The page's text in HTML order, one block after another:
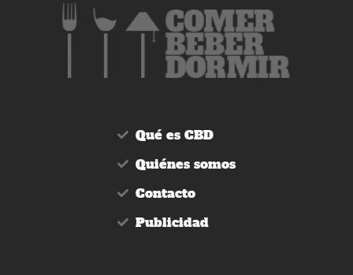
Qué es CBD
Quiénes somos
Contacto
Publicidad